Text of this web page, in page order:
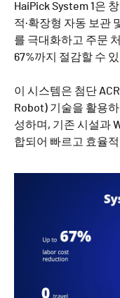
HaiPick System 1은
적·확장형 자동 보관
를 극대화하고 주문
67%까지 절감할 수
이 시스템은 첨단
Robot) 기술을 활용
성하며, 기존 시설과
합되어 빠르고 효율